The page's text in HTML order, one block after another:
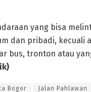
yang bisa
dan pribadi, kecuali
bus, tronton atau
Bogor Jalan Pahlawan